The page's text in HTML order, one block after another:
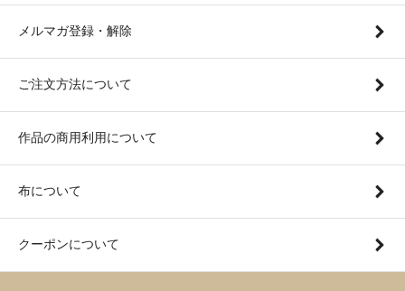
メルマガ登録・解除
ご注文方法について
作品の商用利用について
布について
クーポンについて